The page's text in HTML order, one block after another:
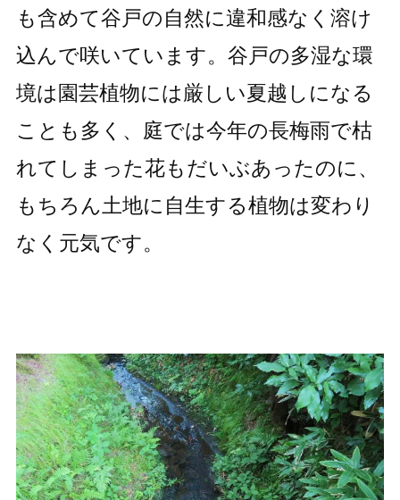
も含めて谷戸の自然に違和感なく溶け
込んで咲いています。谷戸の多湿な環
境は園芸植物には厳しい夏越しになる
ことも多く、庭では今年の長梅雨で枯
れてしまった花もだいぶあったのに、
もちろん土地に自生する植物は変わり
なく元気です。